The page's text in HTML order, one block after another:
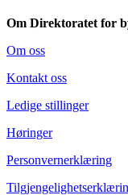
Om Direktoratet for
Om oss
Kontakt oss
Ledige stillinger
Høringer
Personvernerklæring